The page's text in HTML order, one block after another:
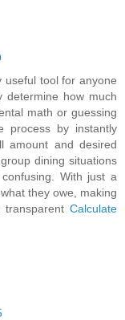
useful tool for anyone
determine how much
math or guessing
process by instantly
amount and desired
dining situations
With just a
they owe, making
Calculate